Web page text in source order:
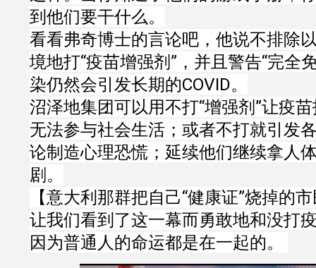
到他们要干什么。
看看弗奇博士的言论吧，他说不排除
境地打“疫苗增强剂”，并且警告“完全
染仍然会引发长期的COVID。
沼泽地集团可以用不打“增强剂”让疫
无法参与社会生活；或者不打就引发
论制造心理恐慌；延续他们继续拿人
剧。
【意大利那群把自己“健康证”烧掉的
让我们看到了这一幕而勇敢地和没打
因为普通人的命运都是在一起的。